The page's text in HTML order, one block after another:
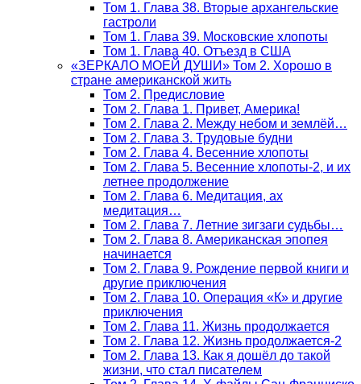
Том 1. Глава 38. Вторые архангельские
гастроли
Том 1. Глава 39. Московские хлопоты
Том 1. Глава 40. Отъезд в США
«ЗЕРКАЛО МОЕЙ ДУШИ» Том 2. Хорошо в
стране американской жить
Том 2. Предисловие
Том 2. Глава 1. Привет, Америка!
Том 2. Глава 2. Между небом и землёй…
Том 2. Глава 3. Трудовые будни
Том 2. Глава 4. Весенние хлопоты
Том 2. Глава 5. Весенние хлопоты-2, и их
летнее продолжение
Том 2. Глава 6. Медитация, ах
медитация…
Том 2. Глава 7. Летние зигзаги судьбы…
Том 2. Глава 8. Американская эпопея
начинается
Том 2. Глава 9. Рождение первой книги и
другие приключения
Том 2. Глава 10. Операция «К» и другие
приключения
Том 2. Глава 11. Жизнь продолжается
Том 2. Глава 12. Жизнь продолжается-2
Том 2. Глава 13. Как я дошёл до такой
жизни, что стал писателем